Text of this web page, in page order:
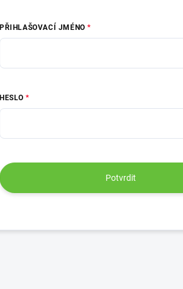
PŘIHLAŠOVACÍ JMÉNO
HESLO
Potvrdit